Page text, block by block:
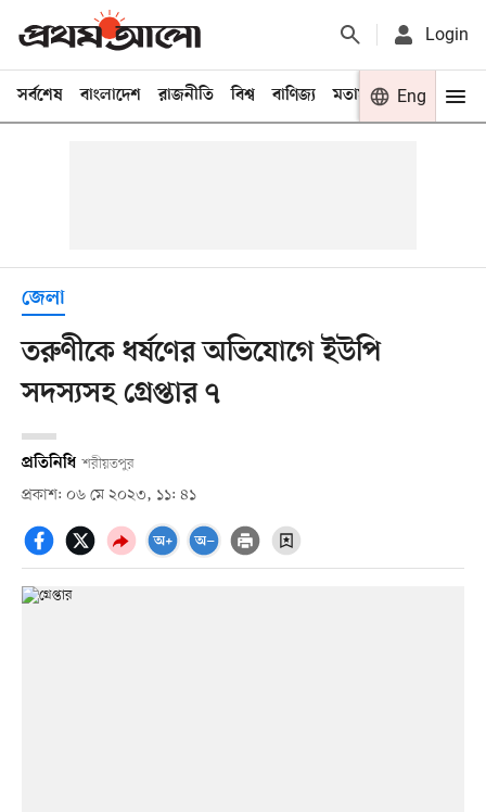
Login
সর্বশেষ বাংলাদেশ রাজনীতি বিশ্ব বাণিজ্য মতামত খেলা
Eng
জেলা
তরুণীকে ধর্ষণের অভিযোগে ইউপি
সদস্যসহ গ্রেপ্তার ৭
প্রতিনিধি শরীয়তপুর
প্রকাশ: ০৬ মে ২০২৩, ১১: ৪১